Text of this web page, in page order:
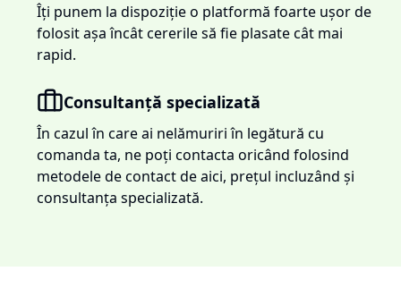
Îți punem la dispoziție o platformă foarte ușor de
folosit așa încât cererile să fie plasate cât mai
rapid.
Consultanță specializată
În cazul în care ai nelămuriri în legătură cu
comanda ta, ne poți contacta oricând folosind
metodele de contact de aici, prețul incluzând și
consultanța specializată.